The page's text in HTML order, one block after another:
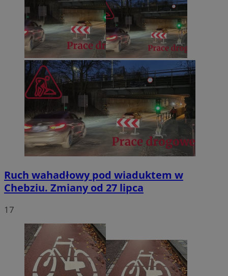
Ruch wahadłowy pod wiaduktem w
Chebziu. Zmiany od 27 lipca
17